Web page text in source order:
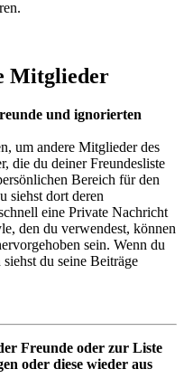
Mitglieder
und ignorierten
um andere Mitglieder des
die du deiner Freundesliste
Bereich für den
siehst dort deren
eine Private Nachricht
den du verwendest, können
sein. Wenn du
du seine Beiträge
Freunde oder zur Liste
oder diese wieder aus